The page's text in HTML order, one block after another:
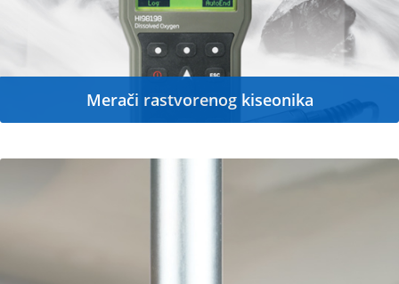
Merači rastvorenog kiseonika